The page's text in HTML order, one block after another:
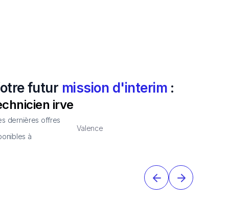
futur mission d'interim :
irve
dernières offres
à
Valence